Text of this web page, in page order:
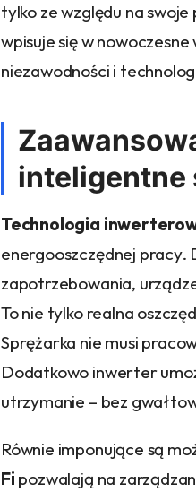
tylko ze względu na
wpisuje się w
niezawodności i
inteligentne
Technologia
energooszczędnej pracy.
zapotrzebowania,
To nie tylko realna
Sprężarka nie musi
Dodatkowo inwerter
utrzymanie – bez
Równie imponujące są
Fi pozwalają na